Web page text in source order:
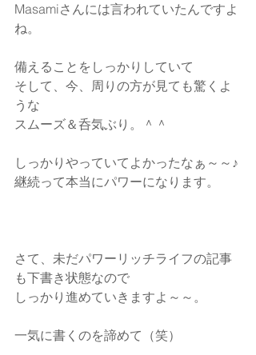
Masamiさんには言われていたんですよ
ね。
備えることをしっかりしていて
そして、今、周りの方が見ても驚くよ
うな
スムーズ＆呑気ぶり。＾＾
しっかりやっていてよかったなぁ～～♪
継続って本当にパワーになります。
さて、未だパワーリッチライフの記事
も下書き状態なので
しっかり進めていきますよ～～。
一気に書くのを諦めて（笑）